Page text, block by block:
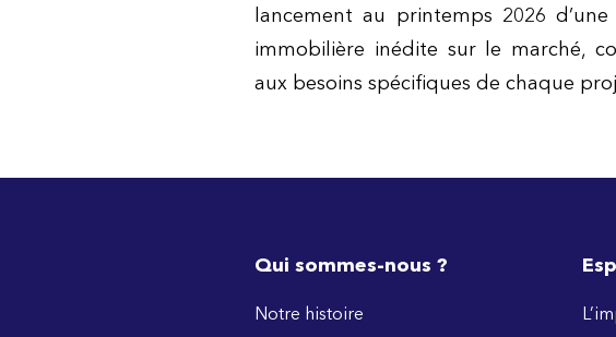
lancement au printemps 2026
immobilière inédite sur le marché,
aux besoins spécifiques de chaque
Qui sommes-nous ?
Notre histoire